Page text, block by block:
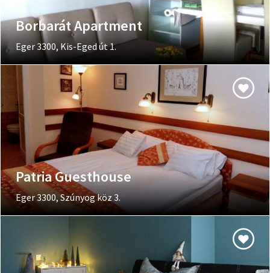
Borbarát Apartment
Eger 3300, Kis-Eged út 1.
Patria Guesthouse
Eger 3300, Szúnyog köz 3.